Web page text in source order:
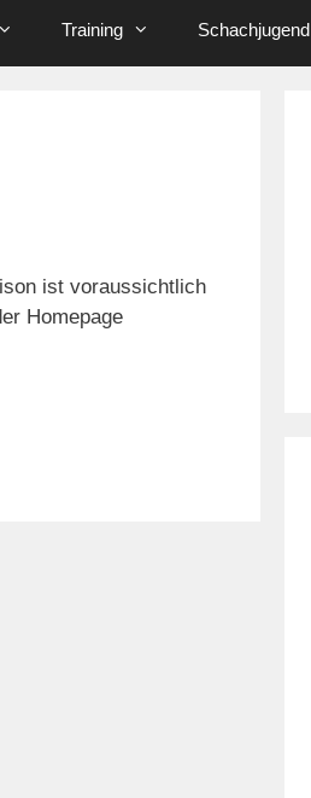
Training Schachjugend
ist voraussichtlich
Homepage